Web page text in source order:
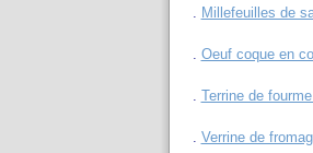
Millefeuilles de
Oeuf coque en
Terrine de
Verrine de